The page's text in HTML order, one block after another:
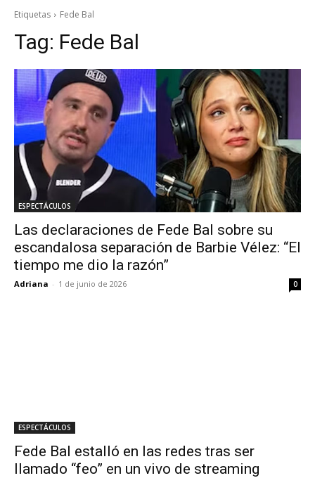
Etiquetas Fede Bal
Tag: Fede Bal
ESPECTÁCULOS
Las declaraciones de Fede Bal sobre su
escandalosa separación de Barbie Vélez: “El
tiempo me dio la razón”
Adriana - 1 de junio de 2026 0
ESPECTÁCULOS
Fede Bal estalló en las redes tras ser
llamado “feo” en un vivo de streaming